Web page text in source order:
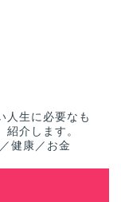
人生に必要なも
介します。
健康／お金